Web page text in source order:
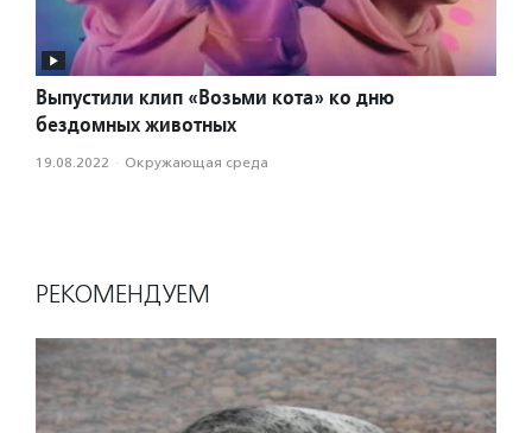
Выпустили клип «Возьми кота» ко дню
бездомных животных
19.08.2022 · Окружающая среда
РЕКОМЕНДУЕМ